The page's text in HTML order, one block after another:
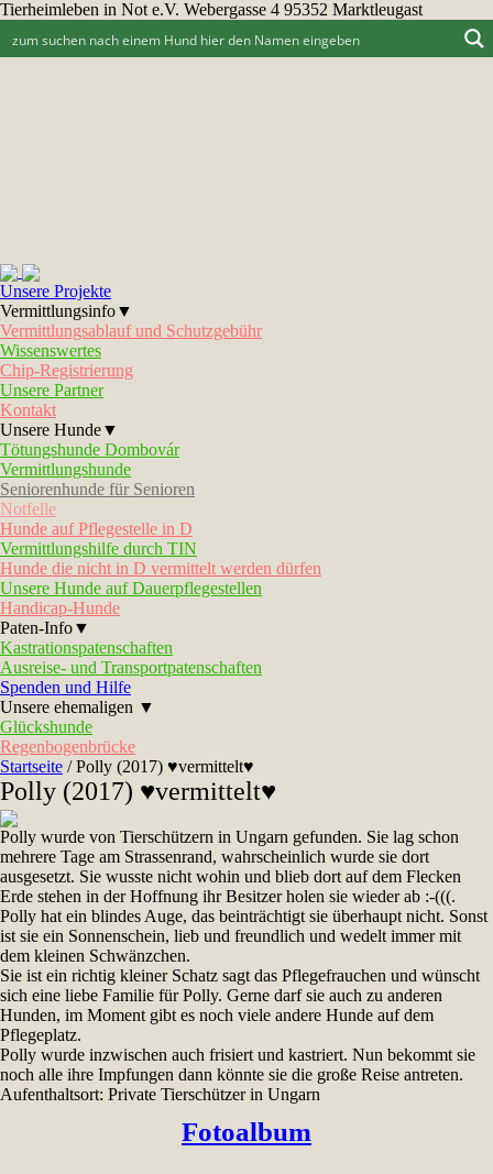
Tierheimleben in Not e.V. Webergasse 4 95352 Marktleugast
Unsere Projekte
Vermittlungsinfo▼
Vermittlungsablauf und Schutzgebühr
Wissenswertes
Chip-Registrierung
Unsere Partner
Kontakt
Unsere Hunde▼
Tötungshunde Dombovár
Vermittlungshunde
Seniorenhunde für Senioren
Notfelle
Hunde auf Pflegestelle in D
Vermittlungshilfe durch TIN
Hunde die nicht in D vermittelt werden dürfen
Unsere Hunde auf Dauerpflegestellen
Handicap-Hunde
Paten-Info▼
Kastrationspatenschaften
Ausreise- und Transportpatenschaften
Spenden und Hilfe
Unsere ehemaligen ▼
Glückshunde
Regenbogenbrücke
Startseite /Polly (2017) ♥vermittelt♥
Polly (2017) ♥vermittelt♥
Polly wurde von Tierschützern in Ungarn gefunden. Sie lag schon
mehrere Tage am Strassenrand, wahrscheinlich wurde sie dort
ausgesetzt. Sie wusste nicht wohin und blieb dort auf dem Flecken
Erde stehen in der Hoffnung ihr Besitzer holen sie wieder ab :-(((.
Polly hat ein blindes Auge, das beinträchtigt sie überhaupt nicht. Sonst
ist sie ein Sonnenschein, lieb und freundlich und wedelt immer mit
dem kleinen Schwänzchen.
Sie ist ein richtig kleiner Schatz sagt das Pflegefrauchen und wünscht
sich eine liebe Familie für Polly. Gerne darf sie auch zu anderen
Hunden, im Moment gibt es noch viele andere Hunde auf dem
Pflegeplatz.
Polly wurde inzwischen auch frisiert und kastriert. Nun bekommt sie
noch alle ihre Impfungen dann könnte sie die große Reise antreten.
Aufenthaltsort: Private Tierschützer in Ungarn
Fotoalbum